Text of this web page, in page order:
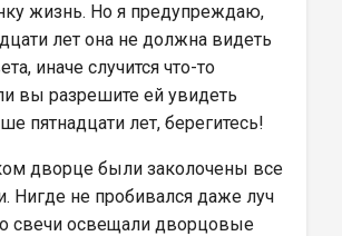
жизнь. Но я предупреждаю,
лет она не должна видеть
иначе случится что-то
вы разрешите ей увидеть
пятнадцати лет, берегитесь!
дворце были заколочены все
Нигде не пробивался даже луч
свечи освещали дворцовые